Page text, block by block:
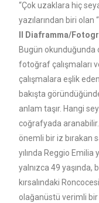
“Çok uzaklara hiç
yazılarından biri olan “
Il Diaframma/
Bugün okunduğunda
fotoğraf çalışmaları
çalışmalara eşlik
bakışta
anlam taşır. Hangi
coğrafyada aranabilir.
önemli bir iz bırakan
yılında Reggio Emilia
yalnızca 49 yaşında,
kırsalındaki
olağanüstü verimli